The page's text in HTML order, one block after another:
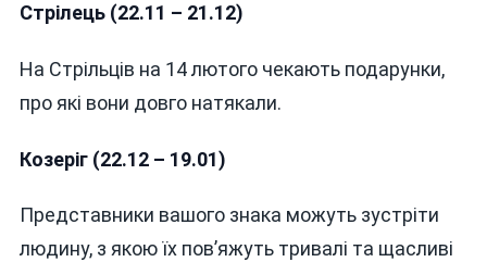
Стрілець (22.11 – 21.12)
На Стрільців на 14 лютого чекають подарунки,
про які вони довго натякали.
Козеріг (22.12 – 19.01)
Представники вашого знака можуть зустріти
людину, з якою їх пов’яжуть тривалі та щасливі